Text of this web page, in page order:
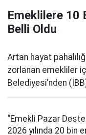
Emeklilere 10
Belli Oldu
Artan hayat
zorlanan emekliler
Belediyesi’nden
“Emekli Pazar
2026 yılında 20 bin